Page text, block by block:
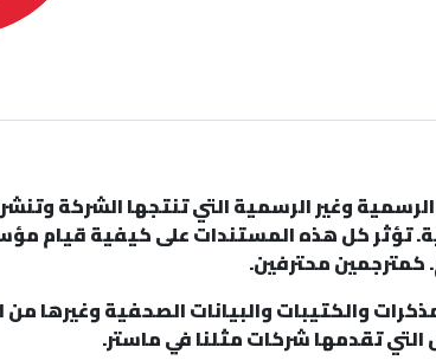
وغير الرسمية التي تنتجها الشركة
تؤثر كل هذه المستندات على كيفية قيام
كمترجمين محترفين.
والكتيبات والبيانات الصحفية وغيرها من
التي تقدمها شركات مثلنا في ماستر.